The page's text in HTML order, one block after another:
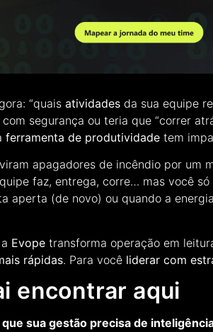
“quaisatividades da sua equipe
com segurança ou teria que “correr
ferramenta de produtividade tem
apagadores de incêndio por um
faz, entrega, corre… mas você
aperta (de novo) ou quando a
Evope transforma operação em
rápidas. Para você liderar com
encontrar aqui
sua gestão precisa de